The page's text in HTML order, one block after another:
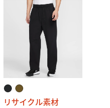
リサイクル素材